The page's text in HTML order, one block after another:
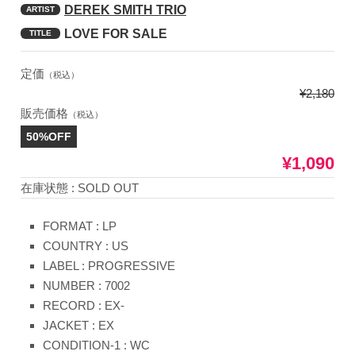
ARTIST DEREK SMITH TRIO
TITLE LOVE FOR SALE
定価 （税込）
¥2,180
販売価格 （税込）
50%OFF
¥1,090
在庫状態 : SOLD OUT
FORMAT : LP
COUNTRY : US
LABEL : PROGRESSIVE
NUMBER : 7002
RECORD : EX-
JACKET : EX
CONDITION-1 : WC